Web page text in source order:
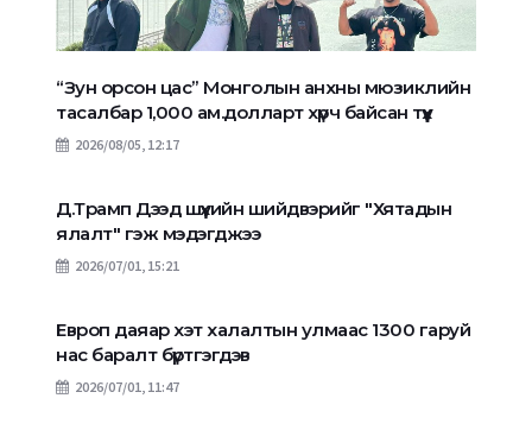
“Зун орсон цас” Монголын анхны мюзиклийн
тасалбар 1,000 ам.долларт хүрч байсан түүх
2026/08/05, 12:17
Д.Трамп Дээд шүүхийн шийдвэрийг "Хятадын
ялалт" гэж мэдэгджээ
2026/07/01, 15:21
Европ даяар хэт халалтын улмаас 1300 гаруй
нас баралт бүртгэгдэв
2026/07/01, 11:47